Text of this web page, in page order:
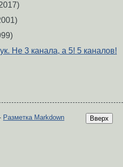
Не 3 канала, а 5! 5 каналов!
Вверх
Разметка Markdown